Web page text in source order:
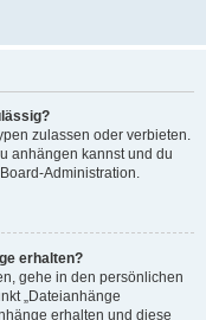
zulassen oder verbieten.
anhängen kannst und du
Administration.
erhalten?
gehe in den persönlichen
„Dateianhänge
erhalten und diese